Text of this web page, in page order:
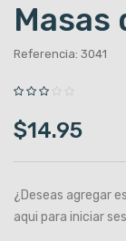
Masas
Referencia: 3041
$14.95
¿Deseas agregar
aqui para iniciar